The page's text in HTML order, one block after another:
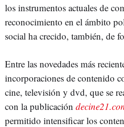
los instrumentos actuales de
reconocimiento en el ámbito
social ha crecido, también, de
Entre las novedades más
incorporaciones de contenido
cine, televisión y dvd, que se
con la publicación
permitido intensificar los